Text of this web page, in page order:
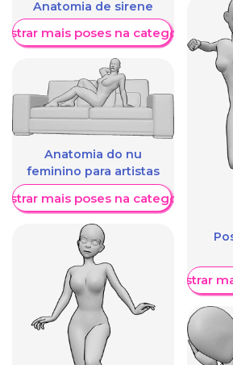
Anatomia de sirene
mais poses na categoria
Anatomia do nu
feminino para artistas
mais poses na categoria
Mostrar